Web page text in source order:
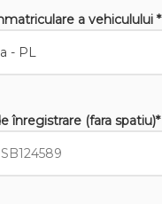
a vehiculului *
înregistrare (fara spatiu)*